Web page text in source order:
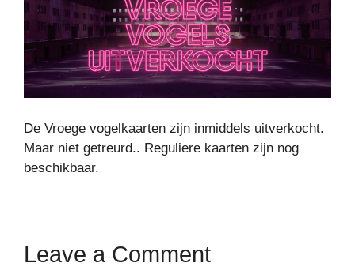
De Vroege vogelkaarten zijn inmiddels uitverkocht.
Maar niet getreurd.. Reguliere kaarten zijn nog
beschikbaar.
Leave a Comment